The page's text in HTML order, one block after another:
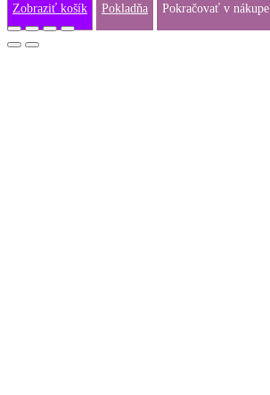
Zobraziť košík Pokladňa Pokračovať v nákupe